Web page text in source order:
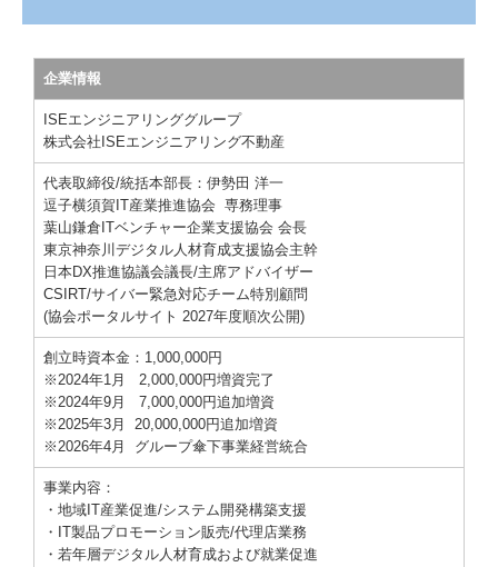
企業情報
ISEエンジニアリンググループ
株式会社ISEエンジニアリング不動産
代表取締役/統括本部長：伊勢田 洋一
逗子横須賀IT産業推進協会 専務理事
葉山鎌倉ITベンチャー企業支援協会 会長
東京神奈川デジタル人材育成支援協会主幹
日本DX推進協議会議長/主席アドバイザー
CSIRT/サイバー緊急対応チーム特別顧問
(協会ポータルサイト 2027年度順次公開)
創立時資本金： 1,000,000円
※2024年1月
2,000,000円増資完了
※2024年9月
7,000,000円追加増資
※2025年3月 20,000,000円追加増資
※2026年4月 グループ傘下事業経営統合
事業内容：
・地域IT産業促進/システム開発構築支援
・IT製品プロモーション販売/代理店業務
・若年層デジタル人材育成および就業促進